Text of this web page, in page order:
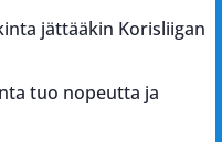
jättääkin Korisliigan
tuo nopeutta ja